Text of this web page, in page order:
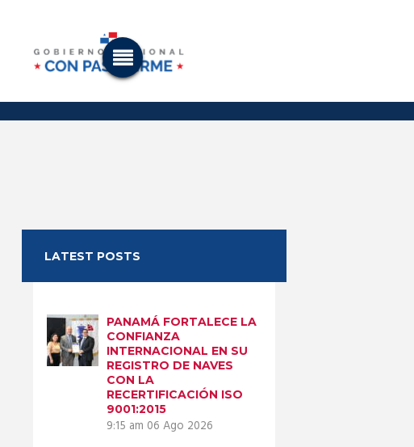
LATEST POSTS
PANAMÁ FORTALECE LA
CONFIANZA
INTERNACIONAL EN SU
REGISTRO DE NAVES
CON LA
RECERTIFICACIÓN ISO
9001:2015
9:15 am 06 Ago 2026